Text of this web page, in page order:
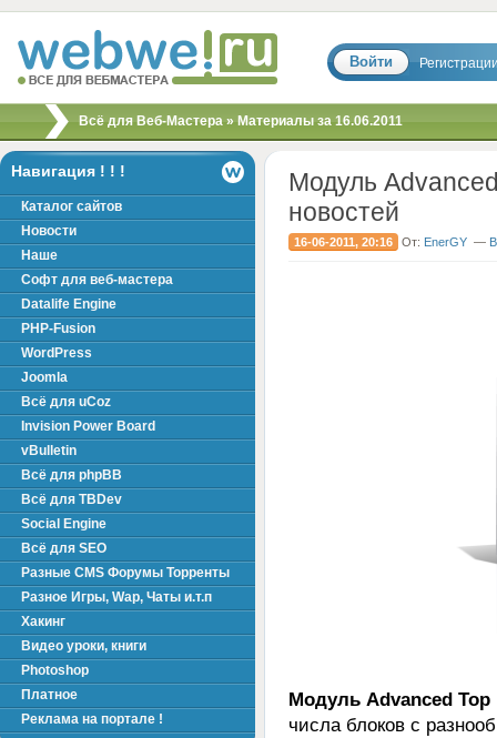
Скрипты, шаблоны,
модули, хаки для
вебмастера!
Войти
Всё для Веб-Мастера» Материалы за 16.06.2011
Модуль
новостей
16-06-2011, 20:16 От: EnerGY —
Модуль Advanced Top
числа блоков с
Навигация ! ! !
Каталог сайтов
Новости
Наше
Софт для веб-мастера
Datalife Engine
PHP-Fusion
WordPress
Joomla
Всё для uCoz
Invision Power Board
vBulletin
Всё для phpBB
Всё для TBDev
Social Engine
Всё для SEO
Разные CMS Форумы Торренты
Разное Игры, Wap, Чаты и.т.п
Хакинг
Видео уроки, книги
Photoshop
Платное
Реклама на портале !